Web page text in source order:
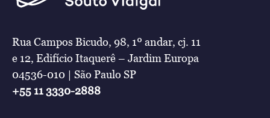
Rua Campos Bicudo, 98, 1º andar, cj. 11
e 12, Edifício Itaquerê – Jardim Europa
04536-010 | São Paulo SP
+55 11 3330-2888